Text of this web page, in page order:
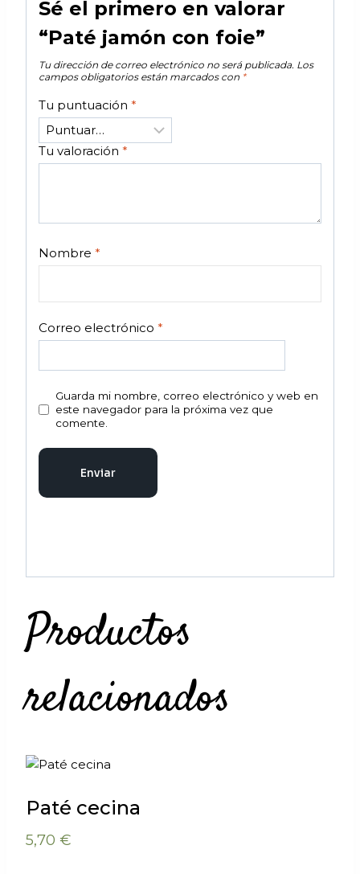
Sé el primero en valorar
“Paté jamón con foie”
Tu dirección de correo electrónico no será publicada. Los
campos obligatorios están marcados con *
Tu puntuación *
Tu valoración *
Nombre *
Correo electrónico *
Guarda mi nombre, correo electrónico y web en
este navegador para la próxima vez que
comente.
Productos
relacionados
Paté cecina
5,70 €